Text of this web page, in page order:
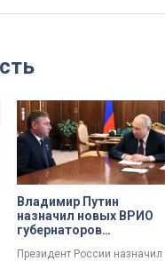
Владимир Путин
назначил новых ВРИО
губернаторов
Президент России назначил